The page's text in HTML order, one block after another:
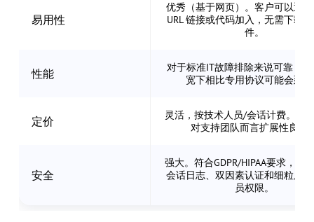
易用性
优秀（基于网页）。客户可以通
URL 链接或代码加入，无需下载
件。
性能
对于标准IT故障排除来说可靠，
宽下相比专用协议可能会延
定价
灵活，按技术人员/会话计费。中
对支持团队而言扩展性良好
安全
强大。符合GDPR/HIPAA要求，具
会话日志、双因素认证和细粒度
员权限。